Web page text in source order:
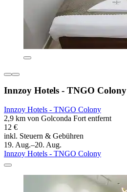
Innzoy Hotels - TNGO Colony
Innzoy Hotels - TNGO Colony
2,9 km von Golconda Fort entfernt
12 €
inkl. Steuern & Gebühren
19. Aug.–20. Aug.
Innzoy Hotels - TNGO Colony